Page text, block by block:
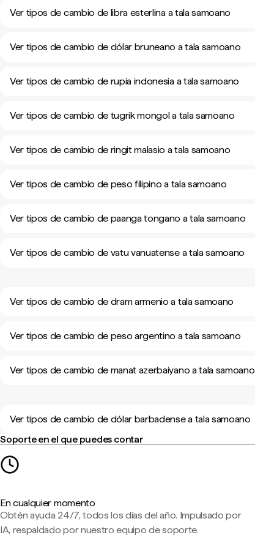
Ver tipos de cambio de libra esterlina a tala samoano
Ver tipos de cambio de dólar bruneano a tala samoano
Ver tipos de cambio de rupia indonesia a tala samoano
Ver tipos de cambio de tugrik mongol a tala samoano
Ver tipos de cambio de ringit malasio a tala samoano
Ver tipos de cambio de peso filipino a tala samoano
Ver tipos de cambio de paanga tongano a tala samoano
Ver tipos de cambio de vatu vanuatense a tala samoano
Ver tipos de cambio de dram armenio a tala samoano
Ver tipos de cambio de peso argentino a tala samoano
Ver tipos de cambio de manat azerbaiyano a tala samoano
Ver tipos de cambio de dólar barbadense a tala samoano
Soporte en el que puedes contar
En cualquier momento
Obtén ayuda 24/7, todos los días del año. Impulsado por
IA, respaldado por nuestro equipo de soporte.